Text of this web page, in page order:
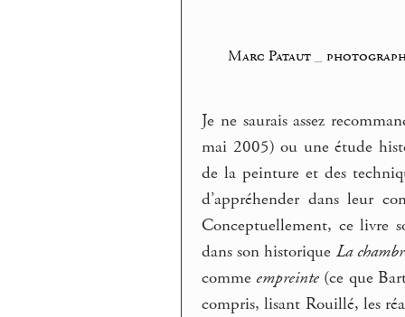
Marc Pataut_
Je ne saurais assez
mai 2005) ou une étude
de la peinture et des
d’appréhender dans leur
Conceptuellement, ce livre
dans son historique La
commeempreinte (ce que
compris, lisant Rouillé, les